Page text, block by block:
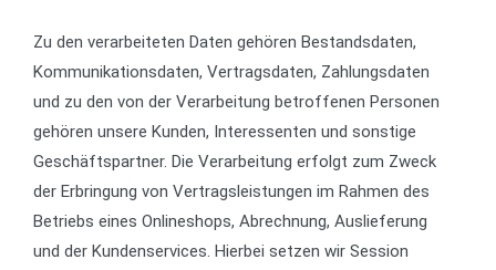
Zu den verarbeiteten Daten gehören Bestandsdaten,
Kommunikationsdaten, Vertragsdaten, Zahlungsdaten
und zu den von der Verarbeitung betroffenen Personen
gehören unsere Kunden, Interessenten und sonstige
Geschäftspartner. Die Verarbeitung erfolgt zum Zweck
der Erbringung von Vertragsleistungen im Rahmen des
Betriebs eines Onlineshops, Abrechnung, Auslieferung
und der Kundenservices. Hierbei setzen wir Session